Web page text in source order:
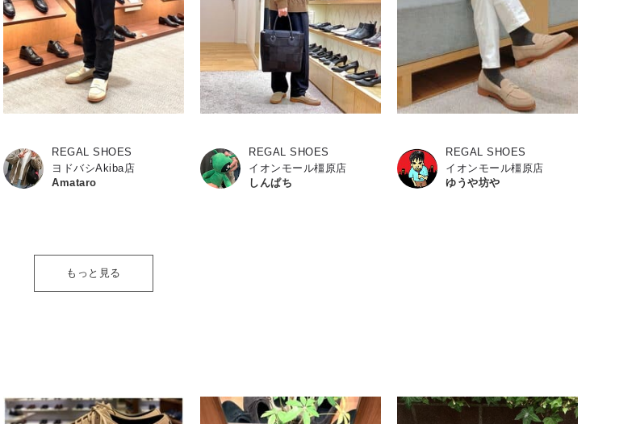
REGAL SHOES
ヨドバシAkiba店
Amataro
REGAL SHOES
イオンモール橿原店
しんぱち
REGAL SHOES
イオンモール橿原店
ゆうや坊や
もっと見る